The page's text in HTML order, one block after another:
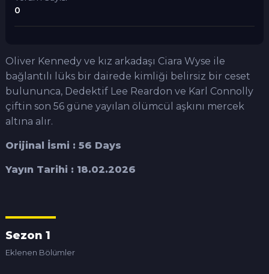
0
Oliver Kennedy ve kız arkadaşı Ciara Wyse ile
bağlantılı lüks bir dairede kimliği belirsiz bir ceset
bulununca, Dedektif Lee Reardon ve Karl Connolly
çiftin son 56 güne yayılan ölümcül aşkını mercek
altına alır.
Orijinal İsmi : 56 Days
Yayın Tarihi : 18.02.2026
Sezon 1
Eklenen Bölümler